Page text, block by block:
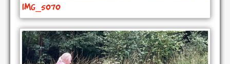
IMG_5070